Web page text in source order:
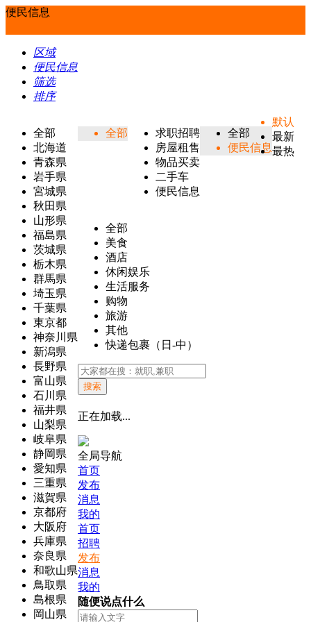
便民信息
区域
便民信息
筛选
排序
全部
北海道
青森県
岩手県
宮城県
秋田県
山形県
福島県
茨城県
栃木県
群馬県
埼玉県
千葉県
東京都
神奈川県
新潟県
長野県
富山県
石川県
福井県
山梨県
岐阜県
静岡県
愛知県
三重県
滋賀県
京都府
大阪府
兵庫県
奈良県
和歌山県
鳥取県
島根県
岡山県
全部
求职招聘
房屋租售
物品买卖
二手车
便民信息
全部
便民信息
全部
美食
酒店
休闲娱乐
生活服务
购物
旅游
其他
快递包裹（日-中）
默认
最新
最热
搜索
正在加载...
全局导航
首页
发布
消息
我的
首页
招聘
发布
消息
我的
随便说点什么